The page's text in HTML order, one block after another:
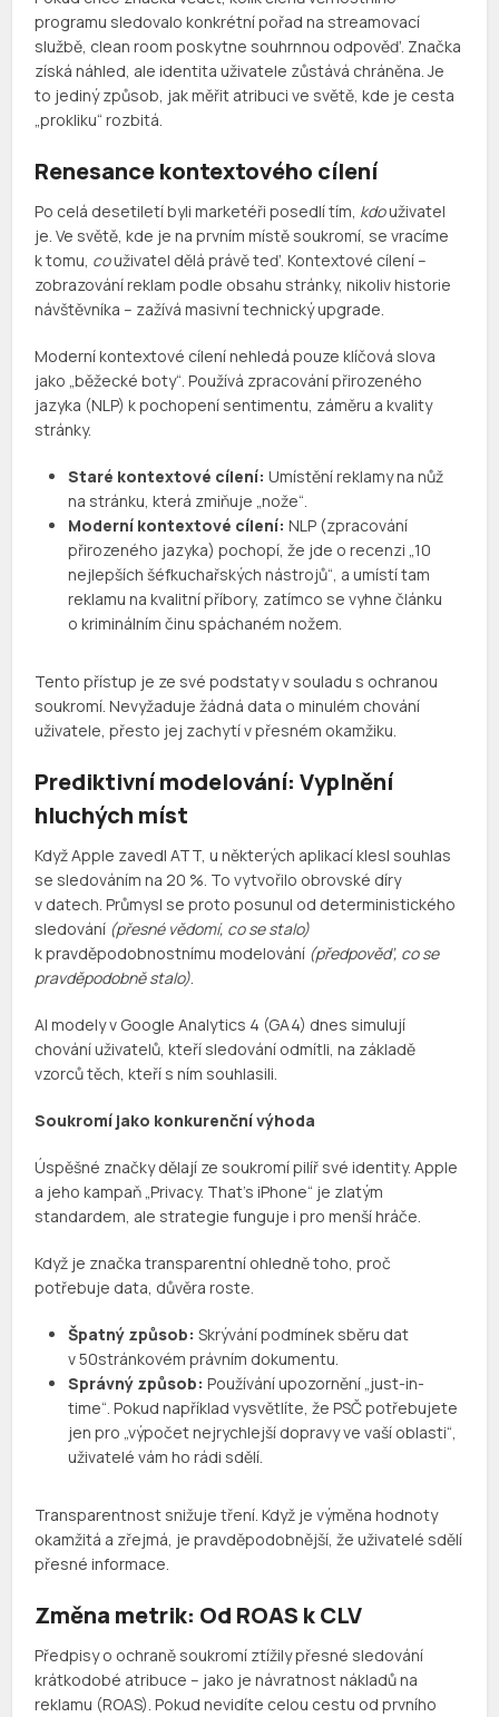
programu sledovalo konkrétní pořad na streamovací
službě, clean room poskytne souhrnnou odpověď. Značka
získá náhled, ale identita uživatele zůstává chráněna. Je
to jediný způsob, jak měřit atribuci ve světě, kde je cesta
„prokliku“ rozbitá.
Renesance kontextového cílení
Po celá desetiletí byli marketéři posedlí tím, kdouživatel
je. Ve světě, kde je na prvním místě soukromí, se vracíme
k tomu, couživatel dělá právě teď. Kontextové cílení –
zobrazování reklam podle obsahu stránky, nikoliv historie
návštěvníka – zažívá masivní technický upgrade.
Moderní kontextové cílení nehledá pouze klíčová slova
jako „běžecké boty“. Používá zpracování přirozeného
jazyka (NLP) k pochopení sentimentu, záměru a kvality
stránky.
Staré kontextové cílení: Umístění reklamy na nůž
na stránku, která zmiňuje „nože“.
Moderní kontextové cílení: NLP (zpracování
přirozeného jazyka) pochopí, že jde o recenzi „10
nejlepších šéfkuchařských nástrojů“, a umístí tam
reklamu na kvalitní příbory, zatímco se vyhne článku
o kriminálním činu spáchaném nožem.
Tento přístup je ze své podstaty v souladu s ochranou
soukromí. Nevyžaduje žádná data o minulém chování
uživatele, přesto jej zachytí v přesném okamžiku.
Prediktivní modelování: Vyplnění
hluchých míst
Když Apple zavedl ATT, u některých aplikací klesl souhlas
se sledováním na 20 %. To vytvořilo obrovské díry
v datech. Průmysl se proto posunul od deterministického
sledování (přesné vědomí, co se stalo)
k pravděpodobnostnímu modelování (předpověď, co se
pravděpodobně stalo).
AI modely v Google Analytics 4 (GA4) dnes simulují
chování uživatelů, kteří sledování odmítli, na základě
vzorců těch, kteří s ním souhlasili.
Soukromí jako konkurenční výhoda
Úspěšné značky dělají ze soukromí pilíř své identity. Apple
a jeho kampaň „Privacy. That’s iPhone“ je zlatým
standardem, ale strategie funguje i pro menší hráče.
Když je značka transparentní ohledně toho, proč
potřebuje data, důvěra roste.
Špatný způsob: Skrývání podmínek sběru dat
v 50stránkovém právním dokumentu.
Správný způsob: Používání upozornění „just-in-
time“. Pokud například vysvětlíte, že PSČ potřebujete
jen pro „výpočet nejrychlejší dopravy ve vaší oblasti“,
uživatelé vám ho rádi sdělí.
Transparentnost snižuje tření. Když je výměna hodnoty
okamžitá a zřejmá, je pravděpodobnější, že uživatelé sdělí
přesné informace.
Změna metrik: Od ROAS k CLV
Předpisy o ochraně soukromí ztížily přesné sledování
krátkodobé atribuce – jako je návratnost nákladů na
reklamu (ROAS). Pokud nevidíte celou cestu od prvního